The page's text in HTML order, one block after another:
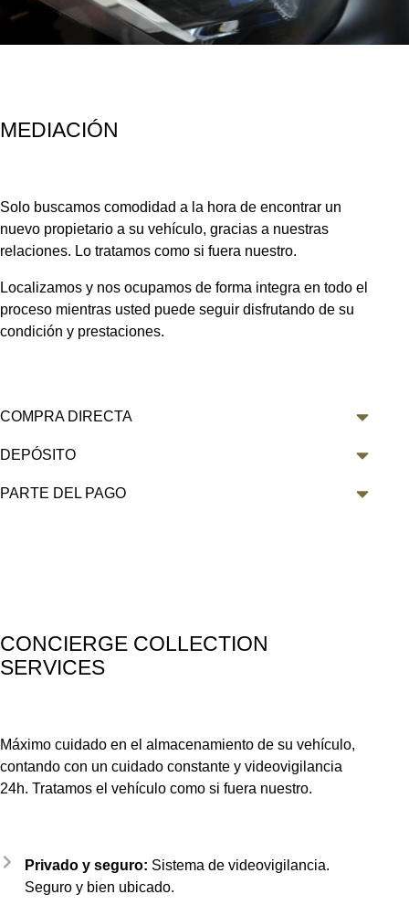
MEDIACIÓN
Solo buscamos comodidad a la hora de encontrar un
nuevo propietario a su vehículo, gracias a nuestras
relaciones. Lo tratamos como si fuera nuestro.
Localizamos y nos ocupamos de forma integra en todo el
proceso mientras usted puede seguir disfrutando de su
condición y prestaciones.
COMPRA DIRECTA
DEPÓSITO
PARTE DEL PAGO
CONCIERGE COLLECTION
SERVICES
Máximo cuidado en el almacenamiento de su vehículo,
contando con un cuidado constante y videovigilancia
24h. Tratamos el vehículo como si fuera nuestro.
Privado y seguro: Sistema de videovigilancia.
Seguro y bien ubicado.